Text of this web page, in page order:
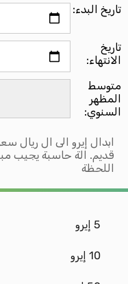
تاريخ البدء:
تاريخ
الانتهاء:
متوسط ​​
المظهر
السنوي:
ابدال إيرو الى ال
قديم. الة حاسبة يجيب
اللحظة
5 إيرو
10 إيرو